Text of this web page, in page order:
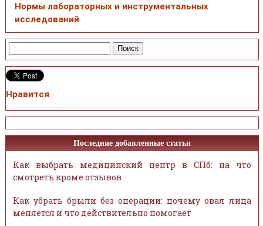
Нормы лабораторных и инструментальных
исследований
Нравится
Последние добавленные статьи
Как выбрать медицинский центр в СПб: на что
смотреть кроме отзывов
Как убрать брыли без операции: почему овал лица
меняется и что действительно помогает